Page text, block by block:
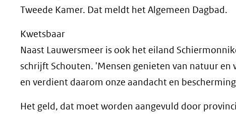
Tweede Kamer. Dat meldt het Algemeen Dagbad.
Kwetsbaar
Naast Lauwersmeer is ook het eiland
schrijft Schouten. 'Mensen genieten van natuur
en verdient daarom onze aandacht en
Het geld, dat moet worden aangevuld door